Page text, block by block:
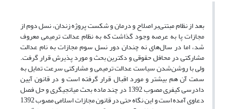
بعد از نظام مبتنی‌بر اصلاح و درمان و شکست پروژه زندان، نسل دوم از
مجازات پا به عرصه وجود گذاشت که به نظام عدالت ترمیمی معروف
شد، اما در سال‌های نه چندان دور نسل سوم مجازات به نام عدالت
مشارکتی در محافل حقوقی و دکترین بحث و مورد پذیرش قرار گرفت.
ولی با روشن‌شدن سیاست عدالت ترمیمی و مشارکتی سرعت تمایل به
سمت آن هم بیشتر و مورد اقبال قرار گرفته است و در قانون آیین
دادرسی کیفری مصوب 1392 در چند ماده بحث میانجیگری و حل فصل
دعاوی آمده است و این نگاه حتی در قانون مجازات اسلامی مصوب 1392